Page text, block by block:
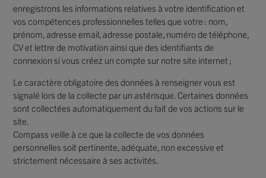
enregistrons les informations relatives à votre identification et
vos compétences professionnelles telles que votre : nom,
prénom, adresse email, adresse postale, numéro de téléphone,
CV et lettre de motivation ainsi que des identifiants de
connexion si vous créez un compte sur notre site internet ;
Le caractère obligatoire des données à renseigner vous est
signalé lors de la collecte par un astérisque. Certaines données
sont collectées automatiquement du fait de vos actions sur le
site.
Compass veille à ce que la collecte de vos données
personnelles soit pertinente, adéquate, non excessive et
strictement nécessaire à ses activités.